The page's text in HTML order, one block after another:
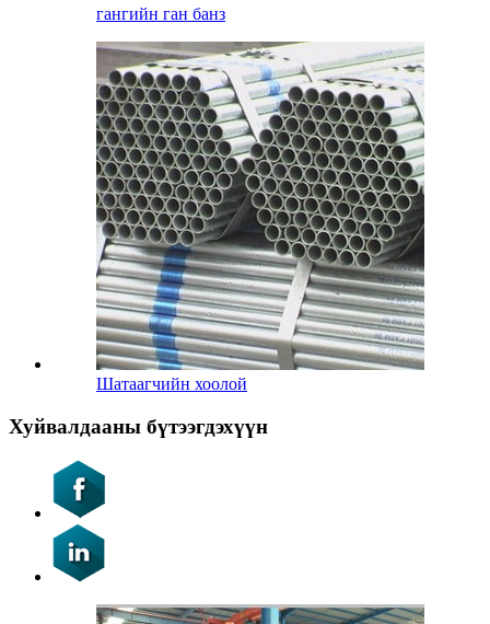
гангийн ган банз
Шатаагчийн хоолой
Хуйвалдааны бүтээгдэхүүн